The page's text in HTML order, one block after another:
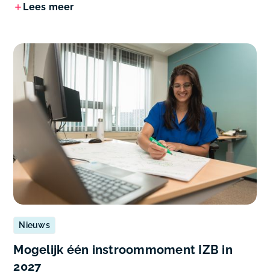
Lees meer
Nieuws
Mogelijk één instroommoment IZB in
2027